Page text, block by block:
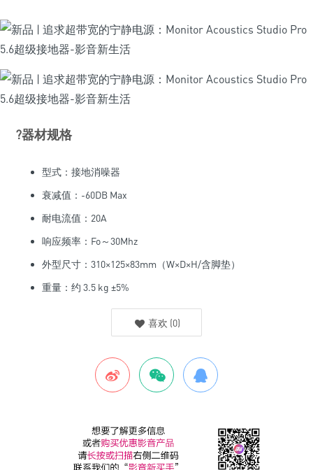
?器材规格
型式：接地消噪器
衰减值：-60DB Max
耐电流值：20A
响应频率：Fo～30Mhz
外型尺寸：310×125×83mm（W×D×H/含脚垫）
重量：约 3.5 kg ±5%
喜欢 (0)